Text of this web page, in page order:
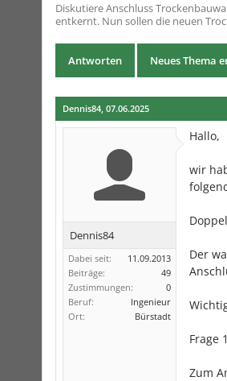
DiskutiereAnschluss
entkernt. Nun sollen die neuen
Antworten Neues Thema
Dennis84, 07.06.2025
Dennis84
Dabei seit:
11.09.2013
Beiträge:
49
Zustimmungen:
0
Beruf:
Ingenieur
Ort:
Bürstadt
Hallo,
wir
Der
Frage
Zum